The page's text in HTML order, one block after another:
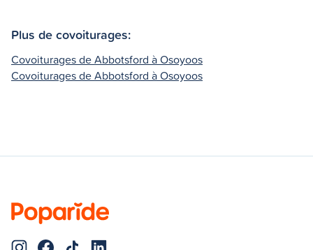
Plus de covoiturages:
Covoiturages de Abbotsford à Osoyoos
Covoiturages de Abbotsford à Osoyoos